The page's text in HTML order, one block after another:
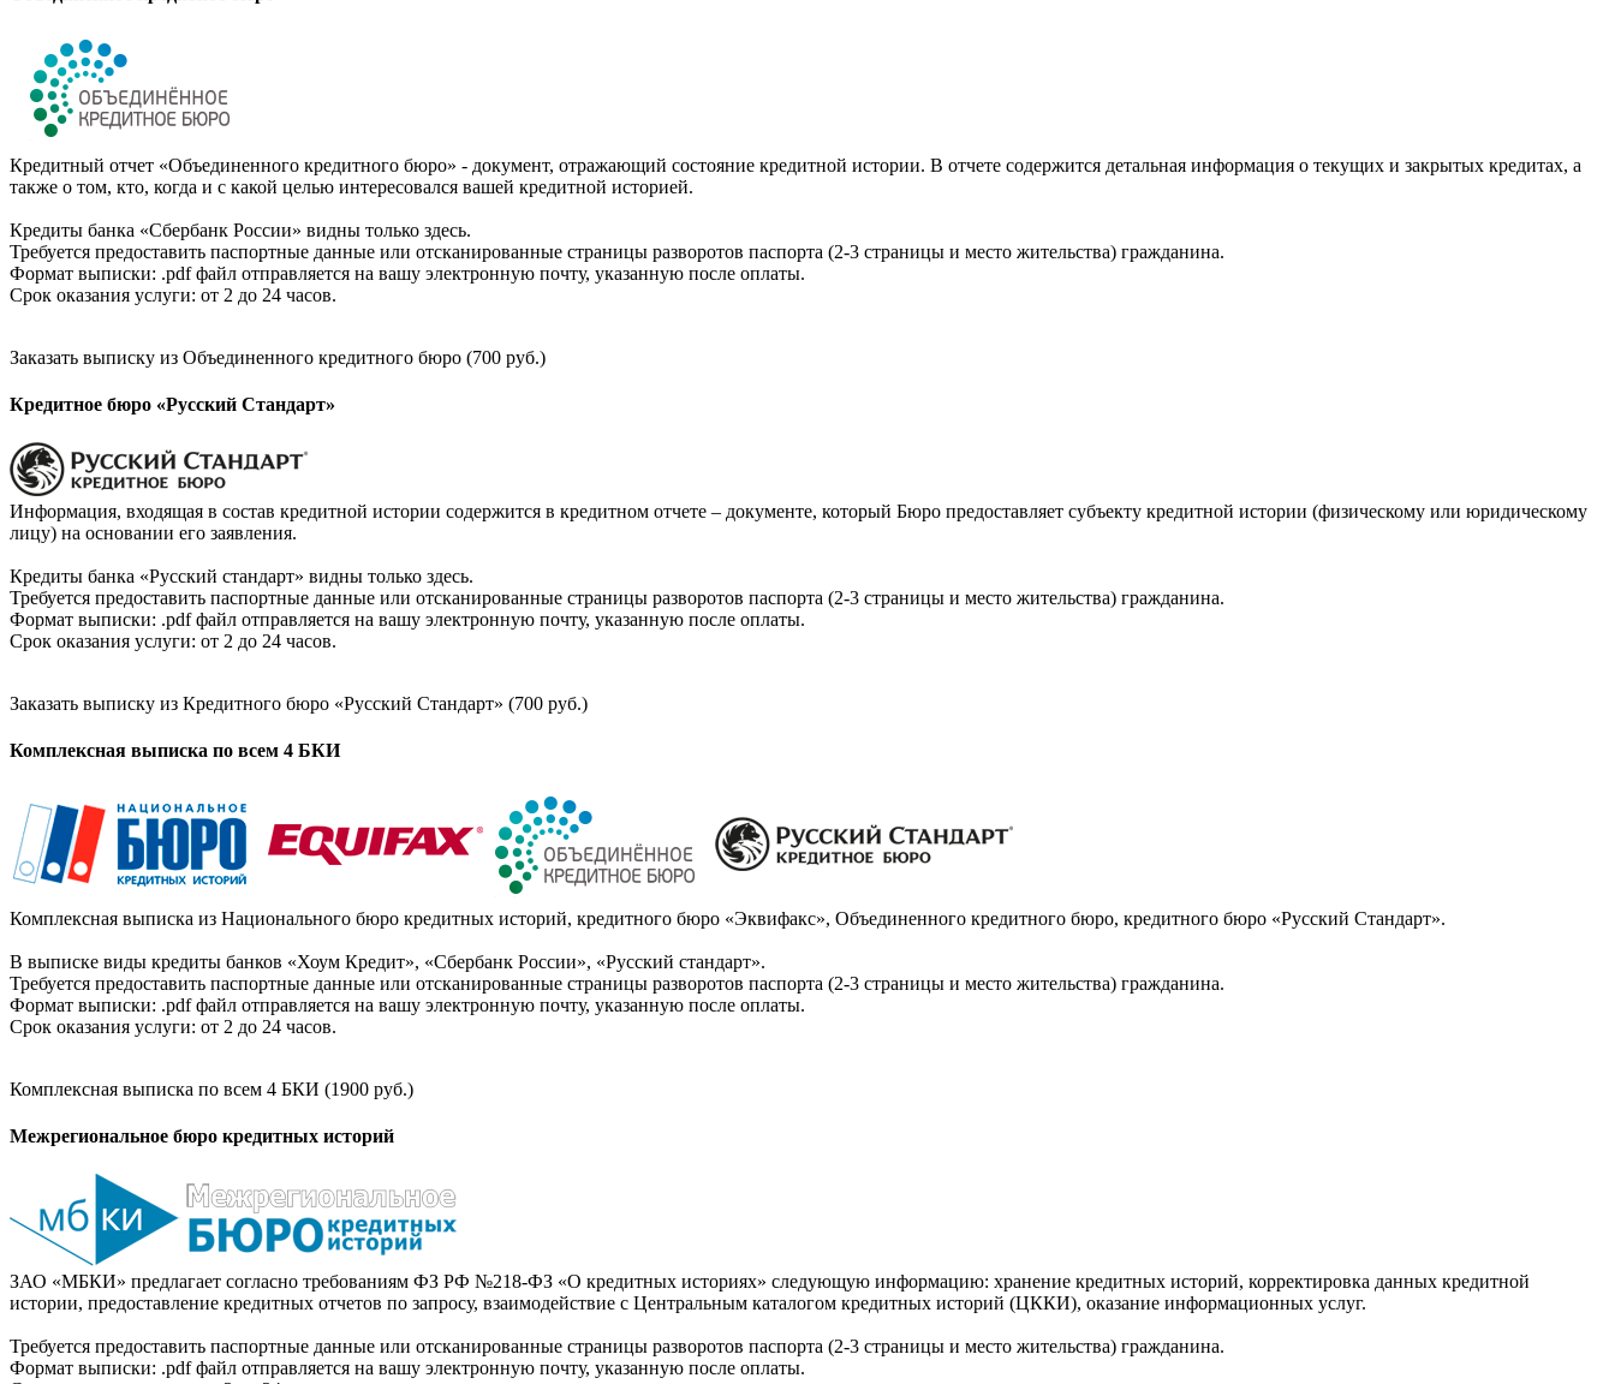
Кредитный отчет «Объединенного кредитного бюро» - документ, отражающий состояние кредитной истории. В отчете содержится детальная информация о текущих и закрытых кредитах, а
также о том, кто, когда и с какой целью интересовался вашей кредитной историей.
Кредиты банка «Сбербанк России» видны только здесь.
Требуется предоставить паспортные данные или отсканированные страницы разворотов паспорта (2-3 страницы и место жительства) гражданина.
Формат выписки: .pdf файл отправляется на вашу электронную почту, указанную после оплаты.
Срок оказания услуги: от 2 до 24 часов.
Заказать выписку из Объединенного кредитного бюро (700 руб.)
Кредитное бюро «Русский Стандарт»
Информация, входящая в состав кредитной истории содержится в кредитном отчете – документе, который Бюро предоставляет субъекту кредитной истории (физическому или юридическому
лицу) на основании его заявления.
Кредиты банка «Русский стандарт» видны только здесь.
Требуется предоставить паспортные данные или отсканированные страницы разворотов паспорта (2-3 страницы и место жительства) гражданина.
Формат выписки: .pdf файл отправляется на вашу электронную почту, указанную после оплаты.
Срок оказания услуги: от 2 до 24 часов.
Заказать выписку из Кредитного бюро «Русский Стандарт» (700 руб.)
Комплексная выписка по всем 4 БКИ
Комплексная выписка из Национального бюро кредитных историй, кредитного бюро «Эквифакс», Объединенного кредитного бюро, кредитного бюро «Русский Стандарт».
В выписке виды кредиты банков «Хоум Кредит», «Сбербанк России», «Русский стандарт».
Требуется предоставить паспортные данные или отсканированные страницы разворотов паспорта (2-3 страницы и место жительства) гражданина.
Формат выписки: .pdf файл отправляется на вашу электронную почту, указанную после оплаты.
Срок оказания услуги: от 2 до 24 часов.
Комплексная выписка по всем 4 БКИ (1900 руб.)
Межрегиональное бюро кредитных историй
ЗАО «МБКИ» предлагает согласно требованиям ФЗ РФ №218-ФЗ «О кредитных историях» следующую информацию: хранение кредитных историй, корректировка данных кредитной
истории, предоставление кредитных отчетов по запросу, взаимодействие с Центральным каталогом кредитных историй (ЦККИ), оказание информационных услуг.
Требуется предоставить паспортные данные или отсканированные страницы разворотов паспорта (2-3 страницы и место жительства) гражданина.
Формат выписки: .pdf файл отправляется на вашу электронную почту, указанную после оплаты.